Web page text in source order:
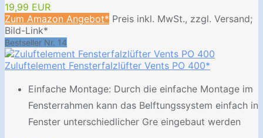
19,99 EUR
Zum Amazon Angebot* Preis inkl. MwSt., zzgl. Versand;
Bild-Link*
Bestseller Nr. 14
Zuluftelement Fensterfalzlüfter Vents PO 400*
Einfache Montage: Durch die einfache Montage im
Fensterrahmen kann das Belftungssystem einfach in
Fenster unterschiedlicher Gre eingebaut werden